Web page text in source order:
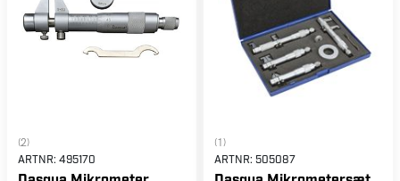
(2)
ARTNR: 495170
(1)
ARTNR: 505087